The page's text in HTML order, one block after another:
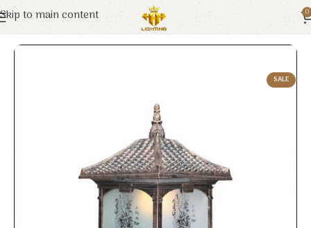
Skip to main content 0
Trang chủ Euroto Đèn Trang Trí
SALE